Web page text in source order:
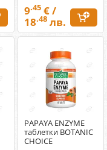
9.45 € /
18.48 лв.
PAPAYA ENZYME
таблетки BOTANIC
CHOICE